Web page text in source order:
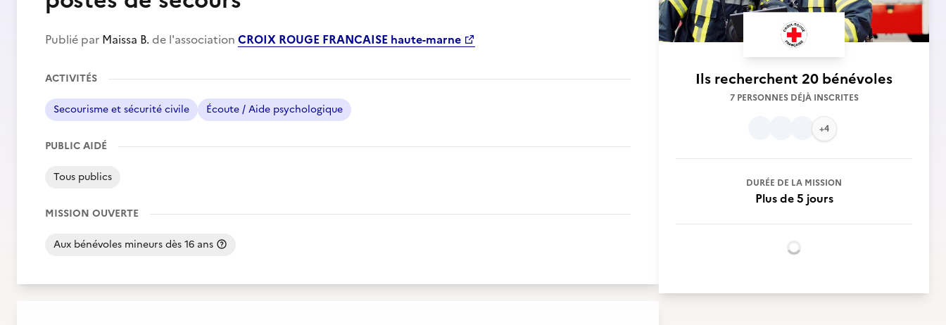
Publié par Maissa B. de l'association CROIX ROUGE FRANCAISE haute-marne
ACTIVITÉS
Secourisme et sécurité civile Écoute / Aide psychologique
PUBLIC AIDÉ
Tous publics
MISSION OUVERTE
Aux bénévoles mineurs dès 16 ans
Ils recherchent 20 bénévoles
7 PERSONNES DÉJÀ INSCRITES
+4
DURÉE DE LA MISSION
Plus de 5 jours
Chargement...